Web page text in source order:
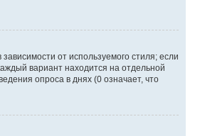
от используемого стиля; если
вариант находится на отдельной
опроса в днях (0 означает, что